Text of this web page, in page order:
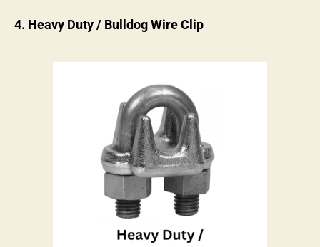
4. Heavy Duty / Bulldog Wire Clip